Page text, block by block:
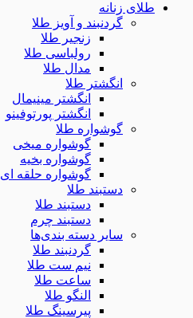
طلای زنانه
گردنبند و آویز طلا
زنجیر طلا
رولباسی طلا
مدال طلا
انگشتر طلا
انگشتر مینیمال
انگشتر پورتوفینو
گوشواره طلا
گوشواره میخی
گوشواره بخیه
گوشواره حلقه ای
دستبند طلا
دستبند طلا
دستبند چرم
سایر دسته بندی‌ها
گردنبند طلا
نیم ست طلا
ساعت طلا
النگو طلا
پیرسینگ طلا